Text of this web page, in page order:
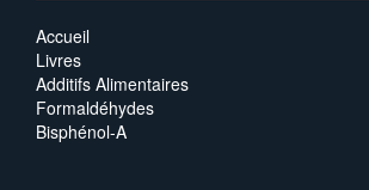
Accueil
Livres
Additifs Alimentaires
Formaldéhydes
Bisphénol-A